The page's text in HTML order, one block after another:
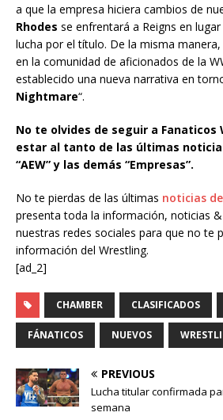
a que la empresa hiciera cambios de
Rhodes se enfrentará a Reigns en
lucha por el título. De la misma
en la comunidad de aficionados de la
establecido una nueva narrativa en
Nightmare“.
No te olvides de seguir a Fanaticos
estar al tanto de las últimas noticias
“AEW” y las demás “Empresas”.
No te pierdas de las últimas noticias de
presenta toda la información, noticias
nuestras redes sociales para que no te
información del Wrestling.
[ad_2]
CHAMBER CLASIFICADOS
FÁNATICOS NUEVOS
PREVIOUS
Lucha titular confirmada
semana